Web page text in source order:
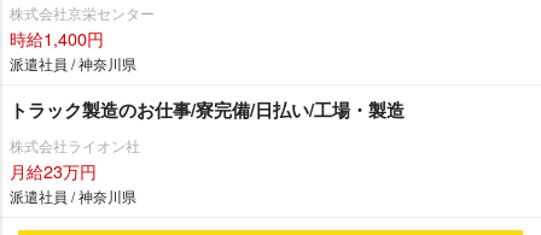
株式会社京栄センター
時給1,400円
派遣社員 / 神奈川県
トラック製造のお仕事/寮完備/日払い/工場・製造
株式会社ライオン社
月給23万円
派遣社員 / 神奈川県